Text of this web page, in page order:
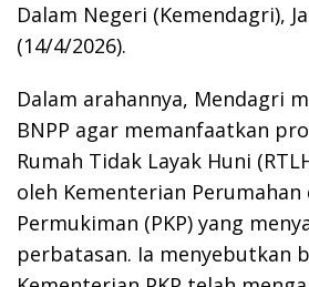
Dalam Negeri (Kemendagri),
(14/4/2026).
Dalam arahannya, Mendagri
BNPP agar memanfaatkan
Rumah Tidak Layak Huni
oleh Kementerian Perumahan
Permukiman (PKP) yang
perbatasan. Ia menyebutkan